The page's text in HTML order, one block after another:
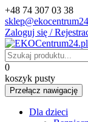
+48 74 307 03 38
Zaloguj się /
0
koszyk pusty
Przełącz nawigację
Dla dzieci